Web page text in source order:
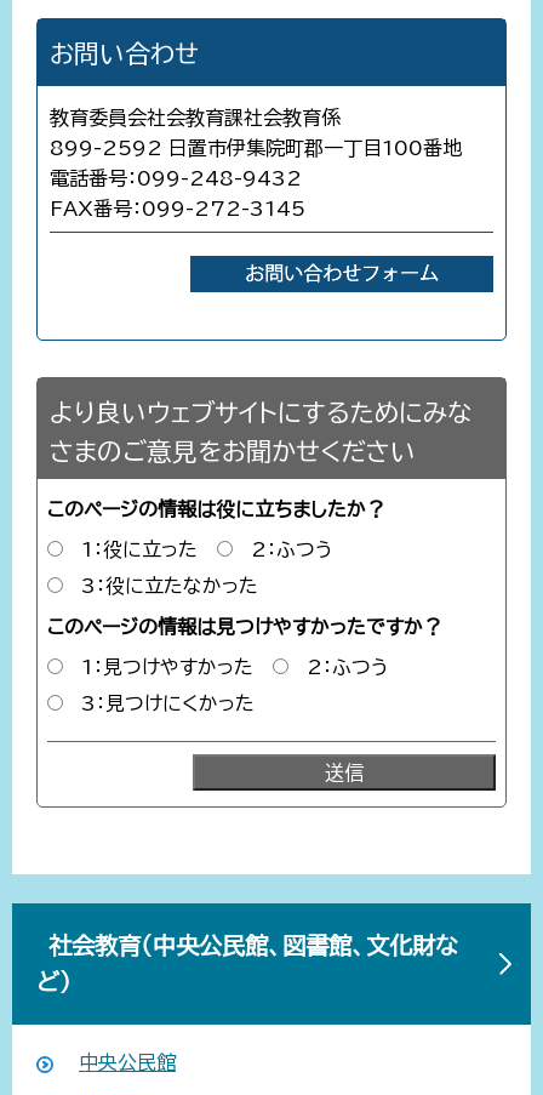
お問い合わせ
教育委員会社会教育課社会教育係
899-2592 日置市伊集院町郡一丁目100番地
電話番号：099-248-9432
FAX番号：099-272-3145
より良いウェブサイトにするためにみな
さまのご意見をお聞かせください
このページの情報は役に立ちましたか？
1：役に立った
2：ふつう
3：役に立たなかった
このページの情報は見つけやすかったですか？
1：見つけやすかった
2：ふつう
3：見つけにくかった
社会教育（中央公民館、図書館、文化財な
ど）
中央公民館